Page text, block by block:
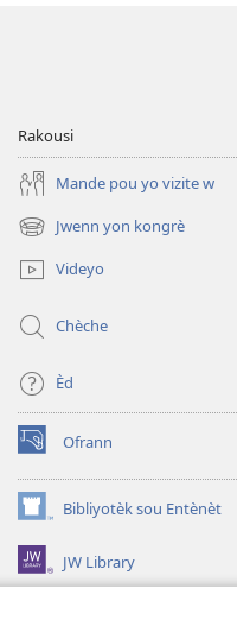
Rakousi
Mande pou yo vizite w
Jwenn yon kongrè
(opens
new
window)
Videyo
Chèche
Èd
Ofrann
(opens
new
window)Bibliyotèk sou Entènèt
(opens
new
window)JW Library